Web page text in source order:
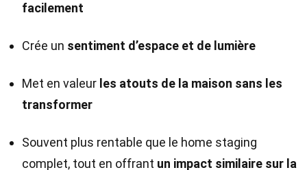
facilement
Crée un sentiment d’espace et de lumière
Met en valeur les atouts de la maison sans les
transformer
Souvent plus rentable que le home staging
complet, tout en offrant un impact similaire sur la